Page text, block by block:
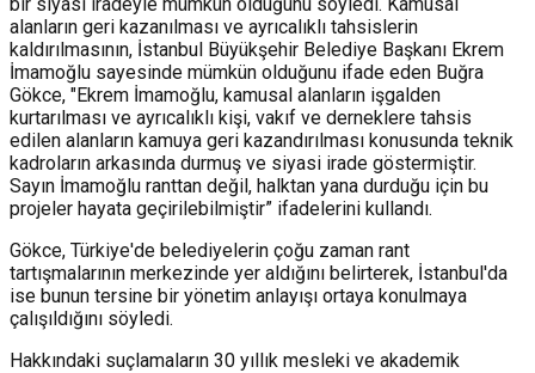
alanların geri kazanılması ve ayrıcalıklı tahsislerin
kaldırılmasının, İstanbul Büyükşehir Belediye Başkanı Ekrem
İmamoğlu sayesinde mümkün olduğunu ifade eden Buğra
Gökce, "Ekrem İmamoğlu, kamusal alanların işgalden
kurtarılması ve ayrıcalıklı kişi, vakıf ve derneklere tahsis
edilen alanların kamuya geri kazandırılması konusunda teknik
kadroların arkasında durmuş ve siyasi irade göstermiştir.
Sayın İmamoğlu ranttan değil, halktan yana durduğu için bu
projeler hayata geçirilebilmiştir” ifadelerini kullandı.
Gökce, Türkiye'de belediyelerin çoğu zaman rant
tartışmalarının merkezinde yer aldığını belirterek, İstanbul'da
ise bunun tersine bir yönetim anlayışı ortaya konulmaya
çalışıldığını söyledi.
Hakkındaki suçlamaların 30 yıllık mesleki ve akademik